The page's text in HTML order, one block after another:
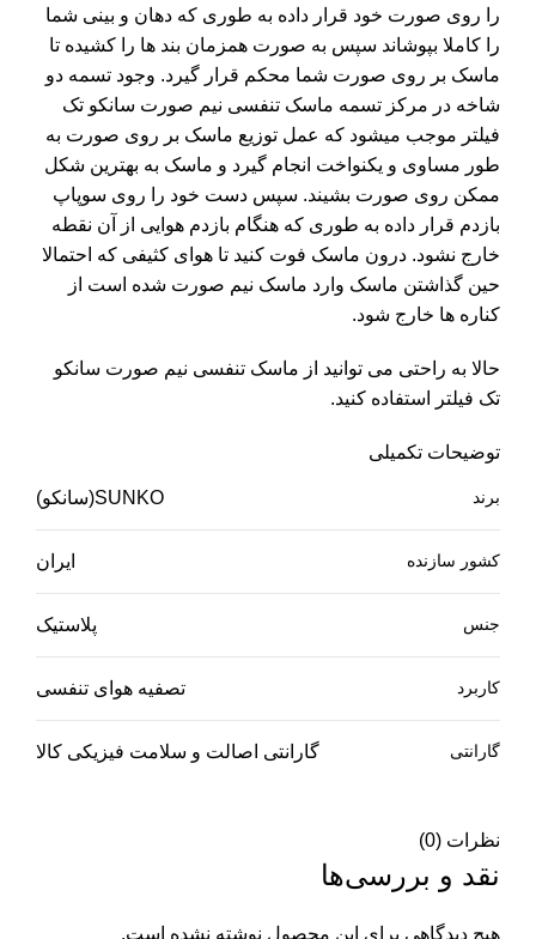
را روی صورت خود قرار داده به طوری که دهان و بینی شما
را کاملا بپوشاند سپس به صورت همزمان بند ها را کشیده تا
ماسک بر روی صورت شما محکم قرار گیرد. وجود تسمه دو
شاخه در مرکز تسمه ماسک تنفسی نیم صورت سانکو تک
فیلتر موجب میشود که عمل توزیع ماسک بر روی صورت به
طور مساوی و یکنواخت انجام گیرد و ماسک به بهترین شکل
ممکن روی صورت بشیند. سپس دست خود را روی سوپاپ
بازدم قرار داده به طوری که هنگام بازدم هوایی از آن نقطه
خارج نشود. درون ماسک فوت کنید تا هوای کثیفی که احتمالا
حین گذاشتن ماسک وارد ماسک نیم صورت شده است از
کناره ها خارج شود.
حالا به راحتی می توانید از ماسک تنفسی نیم صورت سانکو
تک فیلتر استفاده کنید.
توضیحات تکمیلی
برند SUNKO(سانکو)
کشور سازنده ایران
جنس پلاستیک
کاربرد تصفیه هوای تنفسی
گارانتی گارانتی اصالت و سلامت فیزیکی کالا
نظرات (0)
نقد و بررسی‌ها
هیچ دیدگاهی برای این محصول نوشته نشده است.